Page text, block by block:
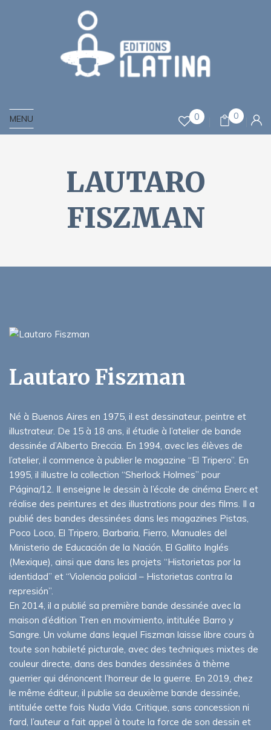
MENU 0 0
LAUTARO
FISZMAN
Lautaro Fiszman
Né à Buenos Aires en 1975, il est dessinateur, peintre et
illustrateur. De 15 à 18 ans, il étudie à l’atelier de bande
dessinée d’Alberto Breccia. En 1994, avec les élèves de
l’atelier, il commence à publier le magazine “El Tripero”. En
1995, il illustre la collection “Sherlock Holmes” pour
Página/12. Il enseigne le dessin à l’école de cinéma Enerc et
réalise des peintures et des illustrations pour des films. Il a
publié des bandes dessinées dans les magazines Pistas,
Poco Loco, El Tripero, Barbaria, Fierro, Manuales del
Ministerio de Educación de la Nación, El Gallito Inglés
(Mexique), ainsi que dans les projets “Historietas por la
identidad” et “Violencia policial – Historietas contra la
represión”.
En 2014, il a publié sa première bande dessinée avec la
maison d’édition Tren en movimiento, intitulée Barro y
Sangre. Un volume dans lequel Fiszman laisse libre cours à
toute son habileté picturale, avec des techniques mixtes de
couleur directe, dans des bandes dessinées à thème
guerrier qui dénoncent l’horreur de la guerre. En 2019, chez
le même éditeur, il publie sa deuxième bande dessinée,
intitulée cette fois Nuda Vida. Critique, sans concession ni
fard, l’auteur a fait appel à toute la force de son dessin et